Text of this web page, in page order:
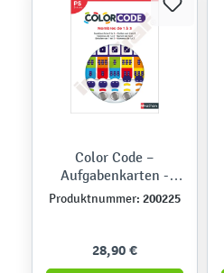
Color Code –
Aufgabenkarten -
Zahlen von 1 bis 3
Produktnummer: 200225
28,90 €